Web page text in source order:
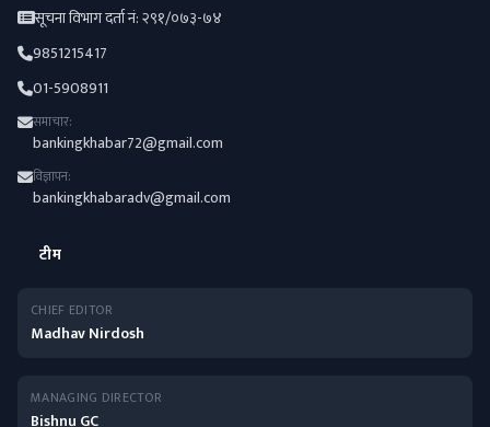
सूचना विभाग दर्ता नं: २९१/०७३-७४
9851215417
01-5908911
समाचार:
bankingkhabar72@gmail.com
विज्ञापन:
bankingkhabaradv@gmail.com
टीम
CHIEF EDITOR
Madhav Nirdosh
MANAGING DIRECTOR
Bishnu GC